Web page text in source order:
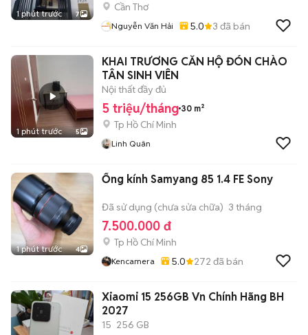
1 phút trước 7
Cần Thơ
Nguyễn Văn Hải 5.0 3 đã bán
1 phút trước 5
KHAI TRƯƠNG CĂN HỘ ĐÓN CHÀO
TÂN SINH VIÊN
Nội thất đầy đủ
5 triệu/tháng 30 m²
Tp Hồ Chí Minh
Linh Quân
1 phút trước 4
Ống kính Samyang 85 1.4 FE Sony
Đã sử dụng (chưa sửa chữa) 3 tháng
7.500.000 đ
Tp Hồ Chí Minh
Kencamera 5.0 272 đã bán
Xiaomi 15 256GB Vn Chính Hãng BH
2027
15 256 GB